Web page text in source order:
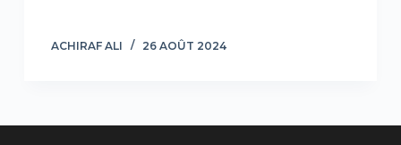
ACHIRAF ALI 26 AOÛT 2024